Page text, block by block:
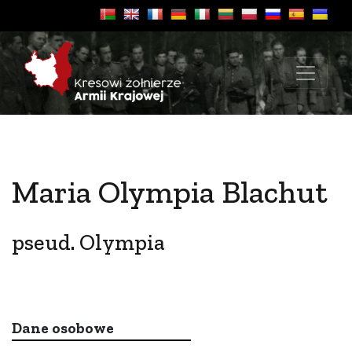
Maria Olympia Blachut
pseud. Olympia
Dane osobowe